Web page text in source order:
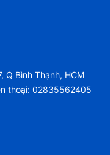
thanh trong trẻo, có
Q Bình Thạnh, HCM
thoại: 02835562405